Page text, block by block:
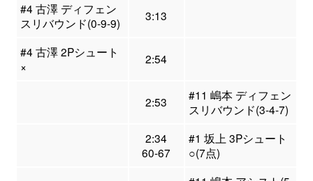
#4 古澤 ディフェン
スリバウンド(0-9-9)
3:13
#4 古澤 2Pシュート
×
2:54
2:53
#11 嶋本 ディフェン
スリバウンド(3-4-7)
2:34
60-67
#1 坂上 3Pシュート
○(7点)